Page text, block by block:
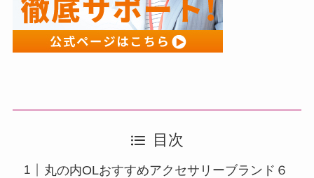
目次
丸の内OLおすすめアクセサリーブランド６